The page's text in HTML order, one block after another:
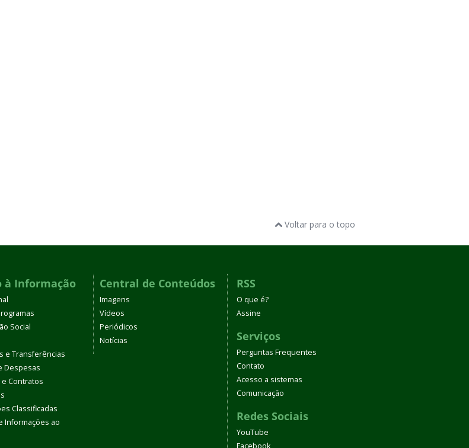
Voltar para o topo
à Informação
Social
e Transferências
Despesas
e Contratos
Classificadas
Informações ao
Central de Conteúdos
Imagens
Vídeos
Periódicos
Notícias
RSS
O que é?
Assine
Serviços
Perguntas Frequentes
Contato
Acesso a sistemas
Comunicação
Redes Sociais
YouTube
Facebook